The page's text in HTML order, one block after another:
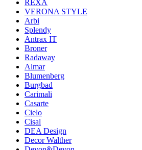
REXA
VERONA STYLE
Arbi
Splendy
Antrax IT
Broner
Radaway
Almar
Blumenberg
Burgbad
Carimali
Casarte
Cielo
Cisal
DEA Design
Decor Walther